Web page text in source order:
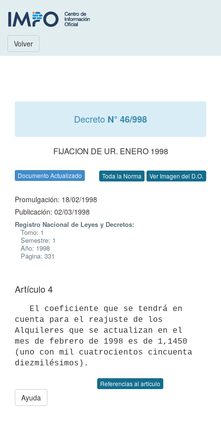
Volver
Decreto N° 46/998
FIJACION DE UR. ENERO 1998
Documento Actualizado Toda la Norma Ver Imagen del D.O.
Promulgación: 18/02/1998
Publicación: 02/03/1998
Registro Nacional de Leyes y Decretos:
Tomo: 1
Semestre: 1
Año: 1998
Página: 331
Artículo 4
cuenta para el reajuste de los
Alquileres que se actualizan en el
mes de febrero de 1998 es de 1,1450
(uno con mil cuatrocientos cincuenta
Referencias al artículo
Ayuda